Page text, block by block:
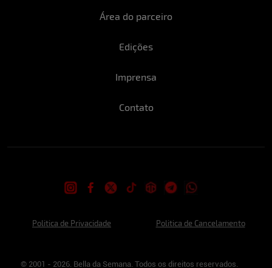
Área do parceiro
Edições
Imprensa
Contato
Politica de Privacidade Politica de Cancelamento
© 2001 - 2026. Bella da Semana. Todos os direitos reservados.